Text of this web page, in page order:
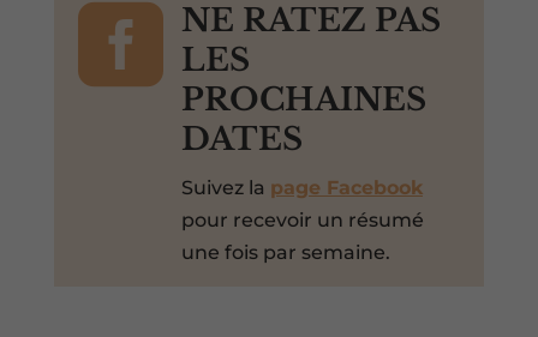

NE RATEZ PAS
LES
PROCHAINES
DATES
Suivez la page Facebook
pour recevoir un résumé
une fois par semaine.